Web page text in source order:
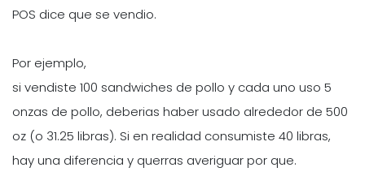
POS dice que se vendio.
Por ejemplo,
si vendiste 100 sandwiches de pollo y cada uno uso 5
onzas de pollo, deberias haber usado alrededor de 500
oz (o 31.25 libras). Si en realidad consumiste 40 libras,
hay una diferencia y querras averiguar por que.